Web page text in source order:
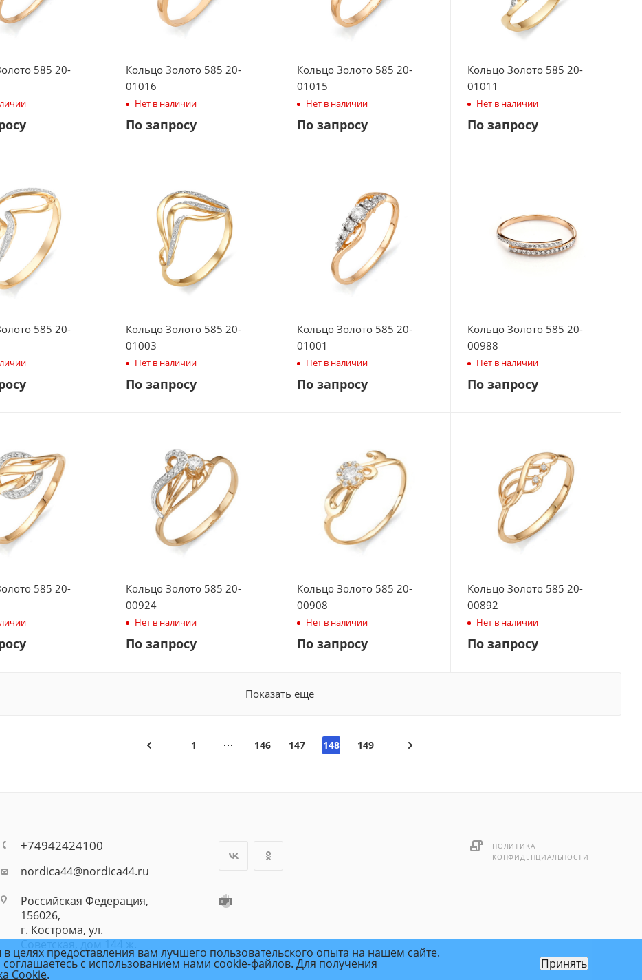
585 20-
Кольцо Золото 585 20-
01016
Нет в наличии
По запросу
Кольцо Золото 585 20-
01015
Нет в наличии
По запросу
Кольцо Золото 585 20-
01011
Нет в наличии
По запросу
585 20-
Кольцо Золото 585 20-
01003
Нет в наличии
По запросу
Кольцо Золото 585 20-
01001
Нет в наличии
По запросу
Кольцо Золото 585 20-
00988
Нет в наличии
По запросу
585 20-
Кольцо Золото 585 20-
00924
Нет в наличии
По запросу
Кольцо Золото 585 20-
00908
Нет в наличии
По запросу
Кольцо Золото 585 20-
00892
Нет в наличии
По запросу
Показать еще
1 146 147 148 149
+74942424100
nordica44@nordica44.ru
Российская Федерация,
156026,
г. Кострома, ул.
ПОЛИТИКА
КОНФИДЕНЦИАЛЬНОСТИ
целях предоставления вам лучшего пользовательского опыта на нашем сайте.
с использованием нами cookie-файлов. Для получения
Cookie.
Принять